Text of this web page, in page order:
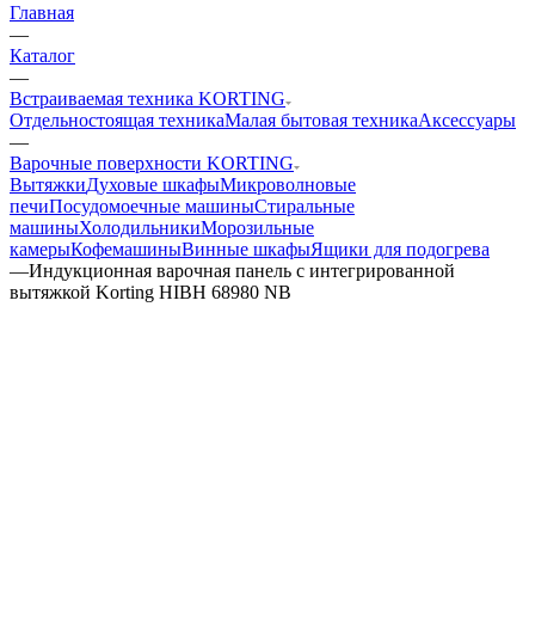
Главная
—
Каталог
—
Встраиваемая техника KORTING
Отдельностоящая техникаМалая бытовая техникаАксессуары
—
Варочные поверхности KORTING
ВытяжкиДуховые шкафыМикроволновые
печиПосудомоечные машиныСтиральные
машиныХолодильникиМорозильные
камерыКофемашиныВинные шкафыЯщики для подогрева
—Индукционная варочная панель с интегрированной
вытяжкой Korting HIBH 68980 NB